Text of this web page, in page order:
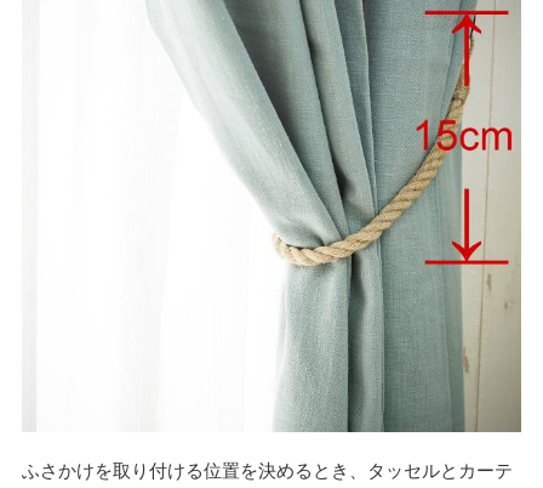
ふさかけを取り付ける位置を決めるとき、タッセルとカーテ